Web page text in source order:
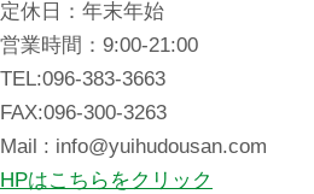
定休日：年末年始
営業時間：9:00-21:00
TEL:096-383-3663
FAX:096-300-3263
Mail : info@yuihudousan.com
HPはこちらをクリック